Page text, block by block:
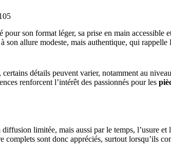
pour son format léger, sa prise en main accessible
son allure modeste, mais authentique, qui
détails peuvent varier, notamment au
renforcent l’intérêt des passionnés pour les
limitée, mais aussi par le temps, l’usure
complets sont donc appréciés, surtout lorsqu’ils